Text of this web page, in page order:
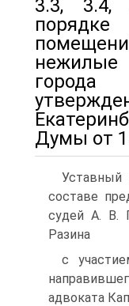
3.3, 3.4,
города
Думы от
Уставный
составе
судей А. В.
Разина
с
адвоката